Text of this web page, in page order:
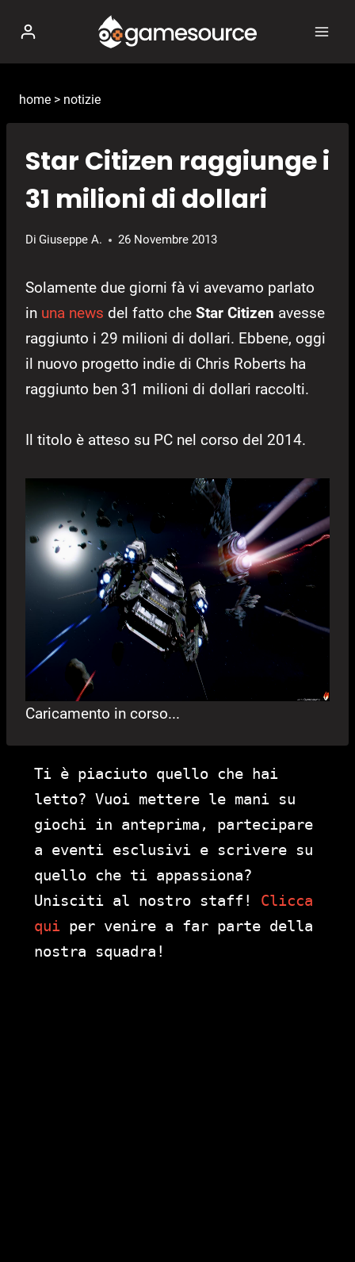
contenuto
home > notizie
Star Citizen raggiunge i
31 milioni di dollari
Di Giuseppe A. 26 Novembre 2013
Solamente due giorni fà vi avevamo parlato
in una news del fatto che Star Citizen avesse
raggiunto i 29 milioni di dollari. Ebbene, oggi
il nuovo progetto indie di Chris Roberts ha
raggiunto ben 31 milioni di dollari raccolti.
Il titolo è atteso su PC nel corso del 2014.
Caricamento in corso...
Ti è piaciuto quello che hai
letto? Vuoi mettere le mani su
giochi in anteprima, partecipare
a eventi esclusivi e scrivere su
quello che ti appassiona?
Unisciti al nostro staff! Clicca
qui per venire a far parte della
nostra squadra!